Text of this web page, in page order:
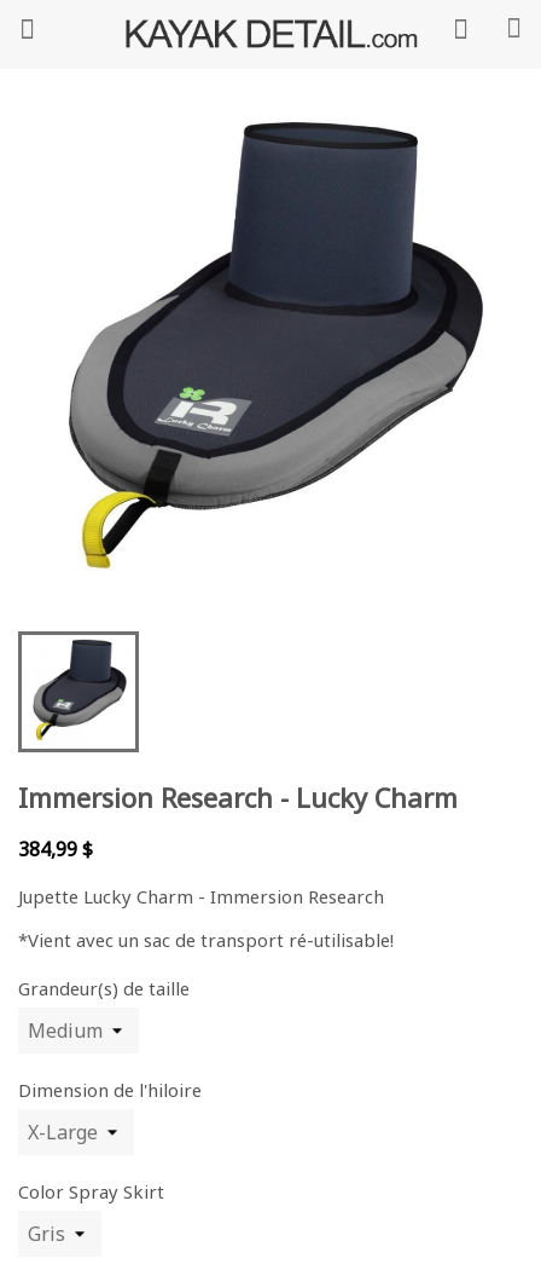
Immersion Research - Lucky Charm
384,99 $
Jupette Lucky Charm - Immersion Research
*Vient avec un sac de transport ré-utilisable!
Grandeur(s) de taille
Dimension de l'hiloire
Color Spray Skirt